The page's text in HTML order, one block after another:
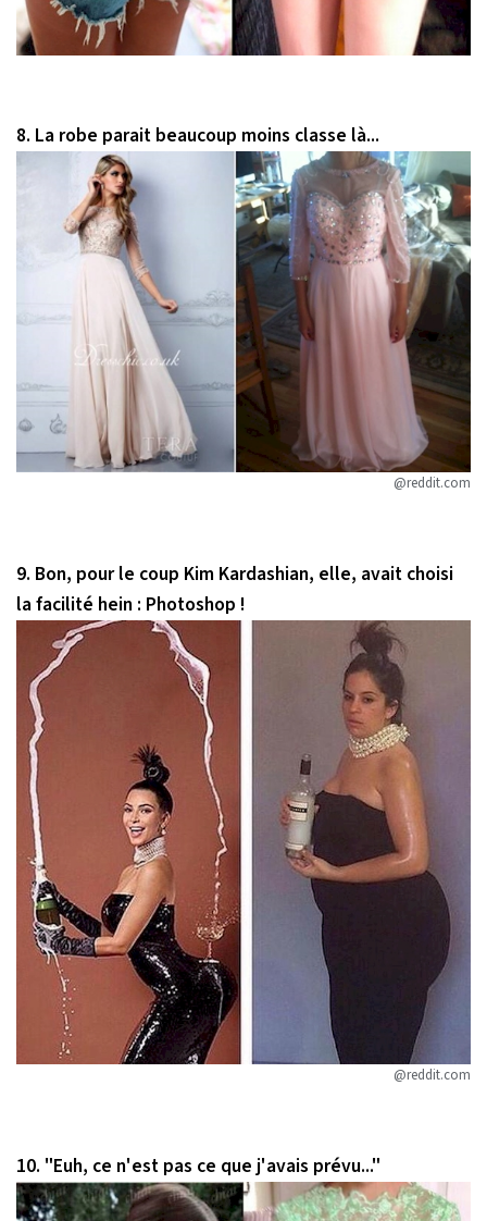
8. La robe parait beaucoup moins classe là...
@reddit.com
9. Bon, pour le coup Kim Kardashian, elle, avait choisi
la facilité hein : Photoshop !
@reddit.com
10. "Euh, ce n'est pas ce que j'avais prévu..."